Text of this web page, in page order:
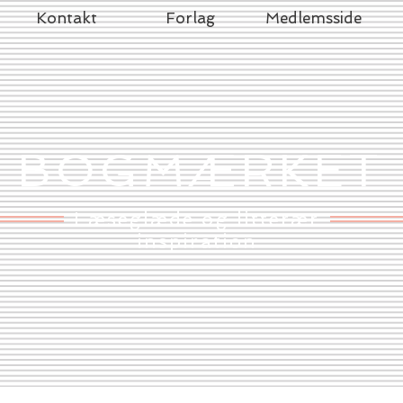
BOGMÆRKET
Læseglæde og litterær
inspiration
Kontakt Forlag Medlemsside